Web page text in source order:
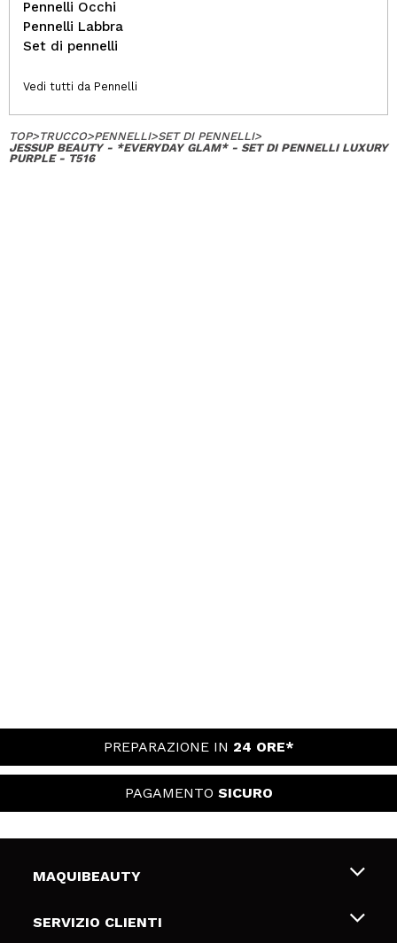
Pennelli Occhi
Pennelli Labbra
Set di pennelli
Vedi tutti da Pennelli
TOP>TRUCCO>PENNELLI>SET DI PENNELLI>
JESSUP BEAUTY - *EVERYDAY GLAM* - SET DI PENNELLI LUXURY
PURPLE - T516
PREPARAZIONE IN 24 ORE*
PAGAMENTO SICURO
MAQUIBEAUTY
Chi siamo
SERVIZIO CLIENTI